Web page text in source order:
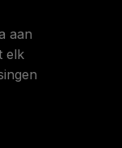
aan
elk